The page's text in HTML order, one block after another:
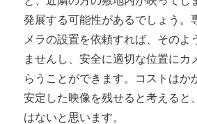
発展する可能性があるでしょう。
メラの設置を依頼すれば、そのよ
ませんし、安全に適切な位置にカ
らうことができます。コストはか
安定した映像を残せると考えると
はないと思います。